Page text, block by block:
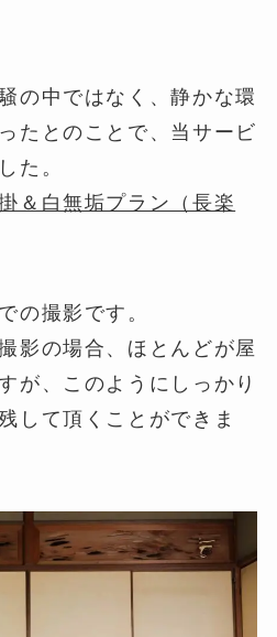
の中ではなく、静かな環
たとのことで、当サービ
た。
＆白無垢プラン（長楽
の撮影です。
影の場合、ほとんどが屋
が、このようにしっかり
して頂くことができま